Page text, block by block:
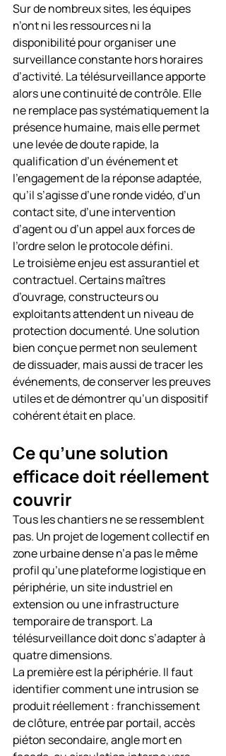
Sur de nombreux sites, les équipes
n’ont ni les ressources ni la
disponibilité pour organiser une
surveillance constante hors horaires
d’activité. La télésurveillance apporte
alors une continuité de contrôle. Elle
ne remplace pas systématiquement la
présence humaine, mais elle permet
une levée de doute rapide, la
qualification d’un événement et
l’engagement de la réponse adaptée,
qu’il s’agisse d’une ronde vidéo, d’un
contact site, d’une intervention
d’agent ou d’un appel aux forces de
l’ordre selon le protocole défini.
Le troisième enjeu est assurantiel et
contractuel. Certains maîtres
d’ouvrage, constructeurs ou
exploitants attendent un niveau de
protection documenté. Une solution
bien conçue permet non seulement
de dissuader, mais aussi de tracer les
événements, de conserver les preuves
utiles et de démontrer qu’un dispositif
cohérent était en place.
Ce qu’une solution
efficace doit réellement
couvrir
Tous les chantiers ne se ressemblent
pas. Un projet de logement collectif en
zone urbaine dense n’a pas le même
profil qu’une plateforme logistique en
périphérie, un site industriel en
extension ou une infrastructure
temporaire de transport. La
télésurveillance doit donc s’adapter à
quatre dimensions.
La première est la périphérie. Il faut
identifier comment une intrusion se
produit réellement : franchissement
de clôture, entrée par portail, accès
piéton secondaire, angle mort en